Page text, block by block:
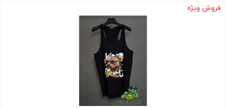
قیمت
بستن
فروش ویژه